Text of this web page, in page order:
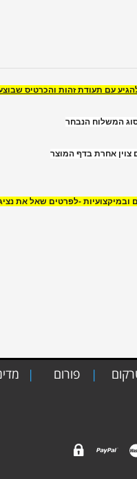
עם תעודת זהות והכרטיס
המשלוח הנבחר
צוין אחרת בדף המוצר
-לפרטים שאל את
| פורום |